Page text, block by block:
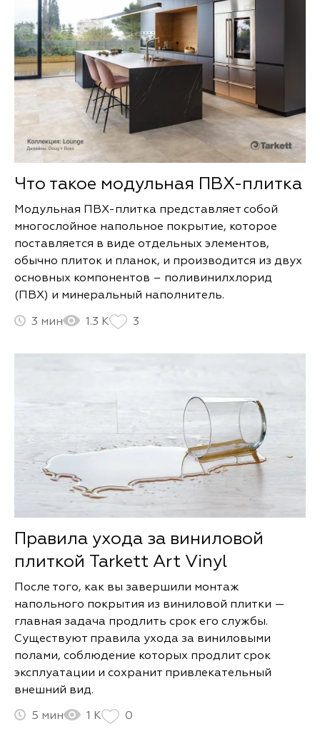
Что такое модульная ПВХ-плитка
Модульная ПВХ-плитка представляет собой
многослойное напольное покрытие, которое
поставляется в виде отдельных элементов,
обычно плиток и планок, и производится из двух
основных компонентов – поливинилхлорид
(ПВХ) и минеральный наполнитель.
3 1.3 К 3
Правила ухода за виниловой
плиткой Tarkett Art Vinyl
После того, как вы завершили монтаж
напольного покрытия из виниловой плитки —
главная задача продлить срок его службы.
Существуют правила ухода за виниловыми
полами, соблюдение которых продлит срок
эксплуатации и сохранит привлекательный
внешний вид.
5 1 К 0